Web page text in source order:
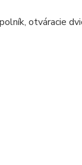
otváracie